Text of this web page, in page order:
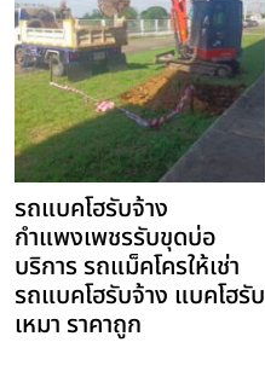
รถแบคโฮรับจ้าง
กำแพงเพชรรับขุดบ่อ
บริการ รถแม็คโครให้เช่า
รถแบคโฮรับจ้าง แบคโฮรับ
เหมา ราคาถูก